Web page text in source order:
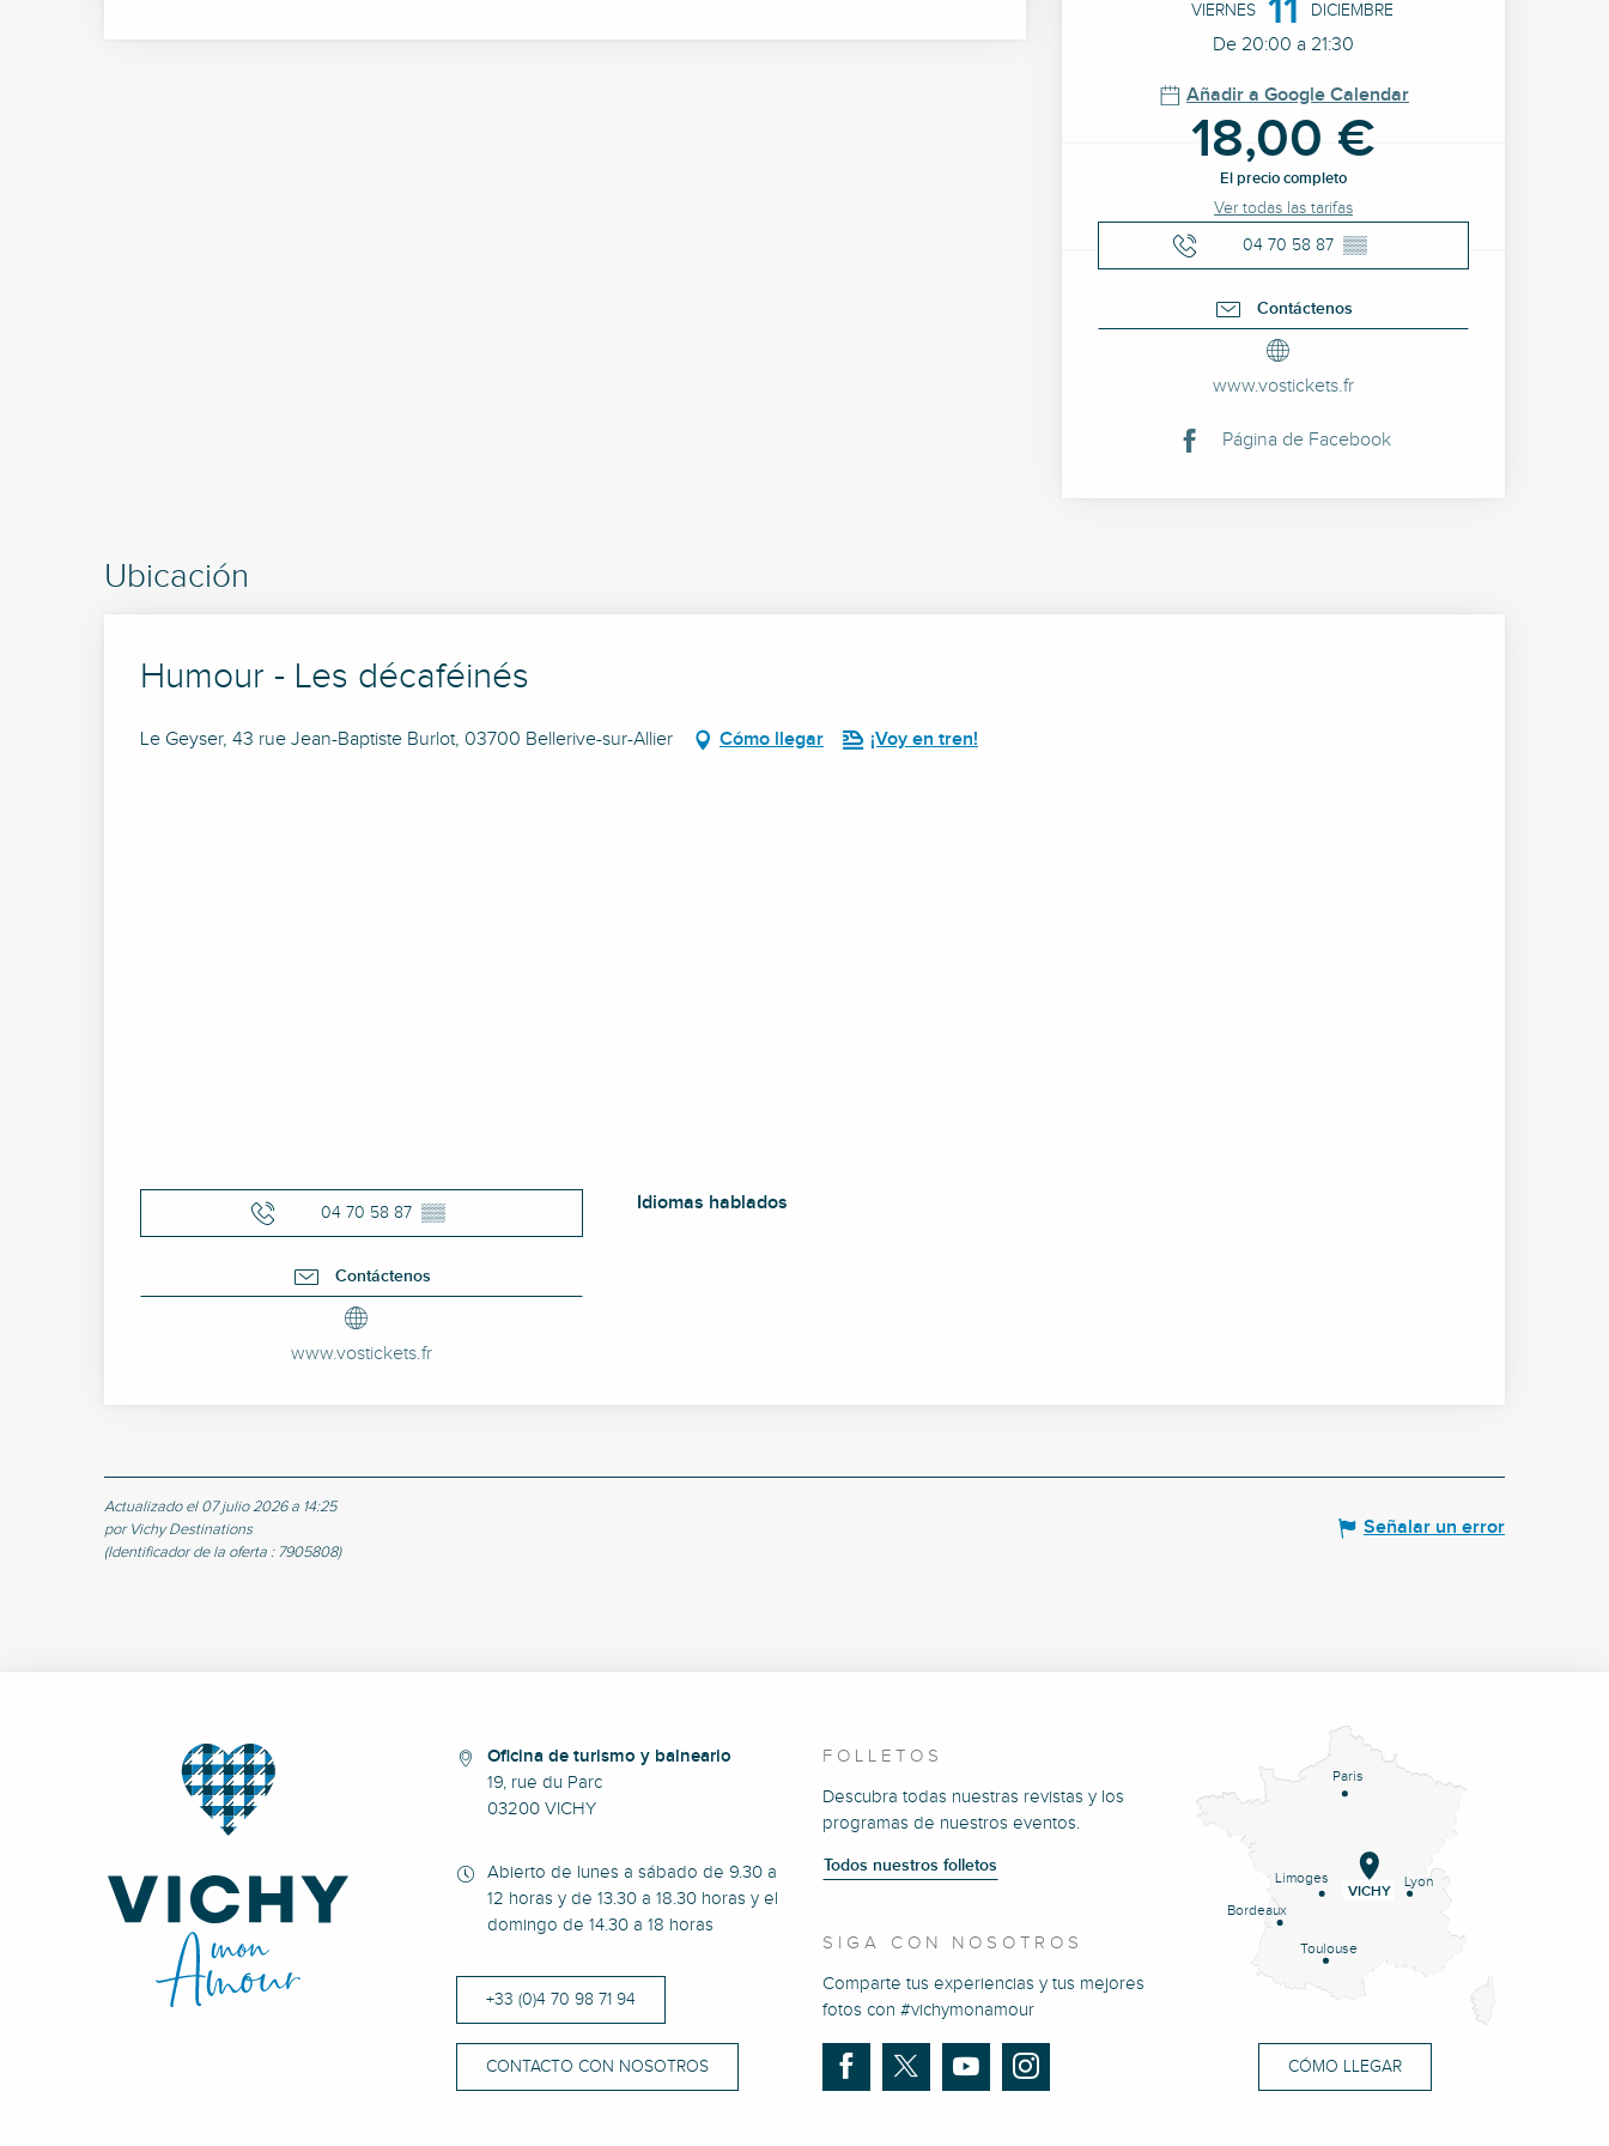
VIERNES 11 DICIEMBRE
De 20:00 a 21:30
Añadir a Google Calendar
18,00 €
El precio completo
Ver todas las tarifas
04 70 58 87 ▒▒
Contáctenos
www.vostickets.fr
Página de Facebook
Ubicación
Humour - Les décaféinés
Le Geyser, 43 rue Jean-Baptiste Burlot, 03700 Bellerive-sur-Allier Cómo llegar ¡Voy en tren!
04 70 58 87 ▒▒
Contáctenos
www.vostickets.fr
Idiomas hablados
Idiomas hablados
Actualizado el 07 julio 2026 a 14:25
por Vichy Destinations
(Identificador de la oferta : 7905808)
Señalar un error
Oficina de turismo y balneario
19, rue du Parc
03200 VICHY
Abierto de lunes a sábado de 9.30 a
12 horas y de 13.30 a 18.30 horas y el
domingo de 14.30 a 18 horas
+33 (0)4 70 98 71 94
CONTACTO CON NOSOTROS
FOLLETOS
Descubra todas nuestras revistas y los
programas de nuestros eventos.
Todos nuestros folletos
SIGA CON NOSOTROS
Comparte tus experiencias y tus mejores
fotos con #vichymonamour
Paris
Lyon
Limoges
Bordeaux
Toulouse
VICHY
CÓMO LLEGAR